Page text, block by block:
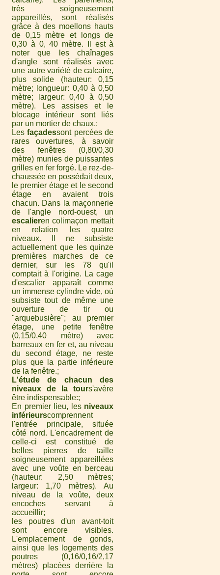
très soigneusement
appareillés, sont réalisés
grâce à des moellons hauts
de 0,15 mètre et longs de
0,30 à 0, 40 mètre. Il est à
noter que les chaînages
d'angle sont réalisés avec
une autre variété de calcaire,
plus solide (hauteur: 0,15
mètre; longueur: 0,40 à 0,50
mètre; largeur: 0,40 à 0,50
mètre). Les assises et le
blocage intérieur sont liés
par un mortier de chaux.
Lesfaçadessont percées de
rares ouvertures, à savoir
des fenêtres (0,80/0,30
mètre) munies de puissantes
grilles en fer forgé. Le rez-de-
chaussée en possédait deux,
le premier étage et le second
étage en avaient trois
chacun. Dans la maçonnerie
de l'angle nord-ouest, un
escalieren colimaçon mettait
en relation les quatre
niveaux. Il ne subsiste
actuellement que les quinze
premières marches de ce
dernier, sur les 78 qu'il
comptait à l'origine. La cage
d'escalier apparaît comme
un immense cylindre vide, où
subsiste tout de même une
ouverture de tir ou
"arquebusière"; au premier
étage, une petite fenêtre
(0,15/0,40 mètre) avec
barreaux en fer et, au niveau
du second étage, ne reste
plus que la partie inférieure
de la fenêtre.
L'étude de chacun des
niveaux de la tours'avère
être indispensable:
En premier lieu, les niveaux
inférieurscomprennent
l'entrée principale, située
côté nord. L'encadrement de
celle-ci est constitué de
belles pierres de taille
soigneusement appareillées
avec une voûte en berceau
(hauteur: 2,50 mètres;
largeur: 1,70 mètres). Au
niveau de la voûte, deux
encoches servant à
accueillir
les poutres d'un avant-toit
sont encore visibles.
L'emplacement de gonds,
ainsi que les logements des
poutres (0,16/0,16/2,17
mètres) placées derrière la